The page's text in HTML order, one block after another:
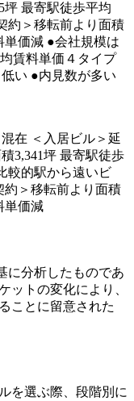
坪 最寄駅徒歩平均
約＞移転前より面積
単価減 ●会社規模は
賃料単価４タイプ
い ●内見数が多い
混在 ＜入居ビル＞延
3,341坪 最寄駅徒歩
較的駅から遠いビ
約＞移転前より面積
単価減
に分析したものであ
ットの変化により、
ことに留意された
を選ぶ際、段階別に